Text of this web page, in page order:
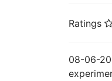
Ratings
08-06-